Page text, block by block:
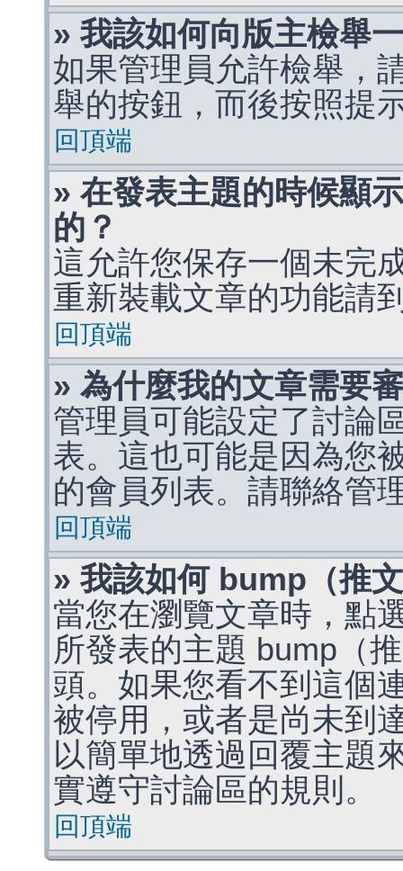
» 我該如何向版主檢舉
如果管理員允許檢舉，
舉的按鈕，而後按照提
回頂端
» 在發表主題的時候顯
的？
這允許您保存一個未完
重新裝載文章的功能請
回頂端
» 為什麼我的文章需要
管理員可能設定了討論
表。這也可能是因為您
的會員列表。請聯絡管
回頂端
» 我該如何 bump（推
當您在瀏覽文章時，點
所發表的主題 bump（
頭。如果您看不到這個
被停用，或者是尚未到
以簡單地透過回覆主題
實遵守討論區的規則。
回頂端